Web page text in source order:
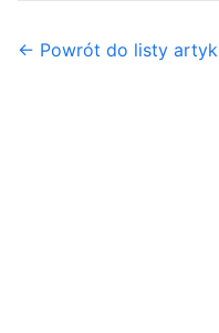
← Powrót do listy